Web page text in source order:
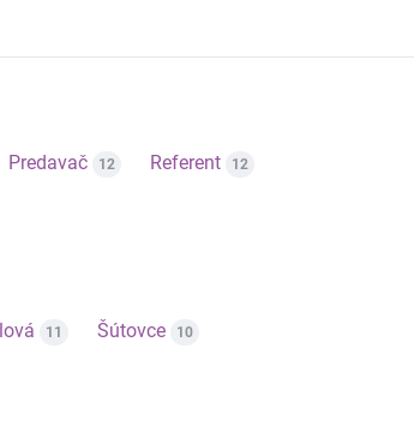
Predavač 12 Referent 12
11 Šútovce 10